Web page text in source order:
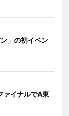
」の初イベン
ァイナルでA東